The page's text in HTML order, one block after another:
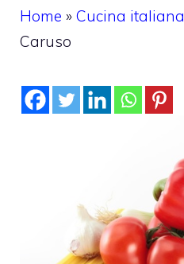
Home » Cucina italiana
Caruso